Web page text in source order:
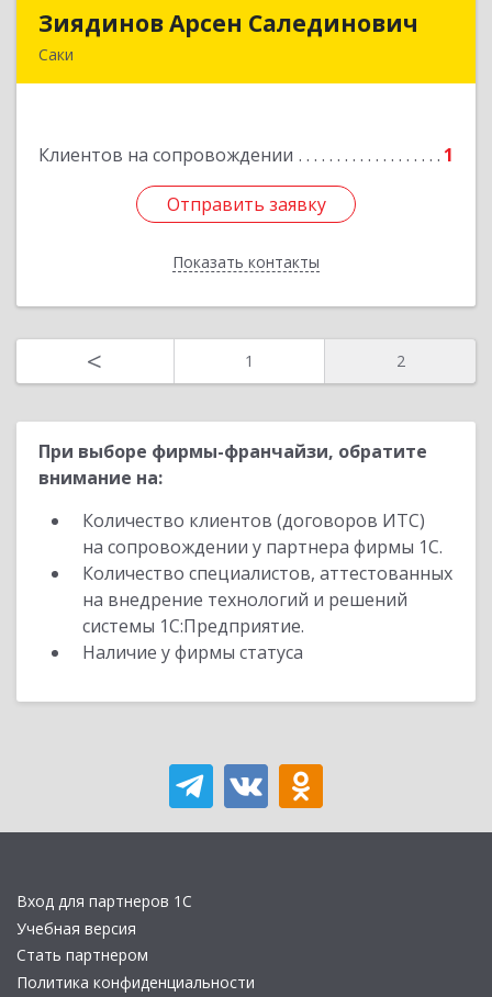
Зиядинов Арсен Салединович
Саки
Клиентов на сопровождении 1
Отправить заявку
Показать контакты
Зиядинов Арсен Салединович
Отправить заявку
Назад
< 1 2
При выборе фирмы-франчайзи, обратите
внимание на:
Количество клиентов (договоров ИТС)
на сопровождении у партнера фирмы 1С.
Количество специалистов, аттестованных
на внедрение технологий и решений
системы 1С:Предприятие.
Наличие у фирмы статуса
Вход для партнеров 1С
Учебная версия
Стать партнером
Политика конфиденциальности